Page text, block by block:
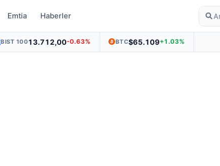
Emtia Haberler
BIST 10013.712,00-0.63% BTC$65.109+1.03%